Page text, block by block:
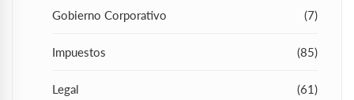
Gobierno Corporativo (7)
Impuestos (85)
Legal (61)